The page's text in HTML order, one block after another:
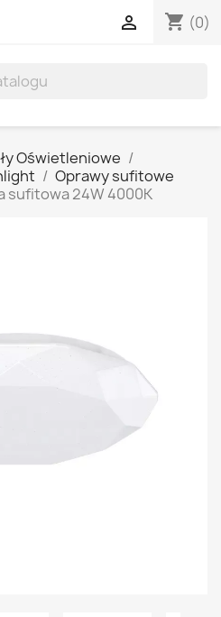
shopping_cart (0)

Oświetleniowe
Oprawy sufitowe
sufitowa 24W 4000K